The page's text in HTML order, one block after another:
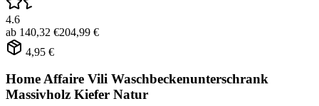
4.6
ab 140,32 €204,99 €
4,95 €
Home Affaire Vili Waschbeckenunterschrank
Massivholz Kiefer Natur